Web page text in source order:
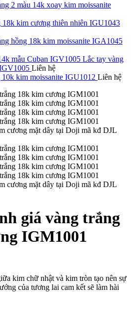
2 màu 14k xoay kim moissanite
18k kim cương thiên nhiên IGU1043
hồng 18k kim moissanite IGA1045
Lắc tay vàng
Liên hệ
kim moissanite IGU1012 Liên hệ
giá vàng trắng
IGM1001
kim chữ nhật và kim tròn tạo nên sự
của tương lai cam kết sẽ làm hài